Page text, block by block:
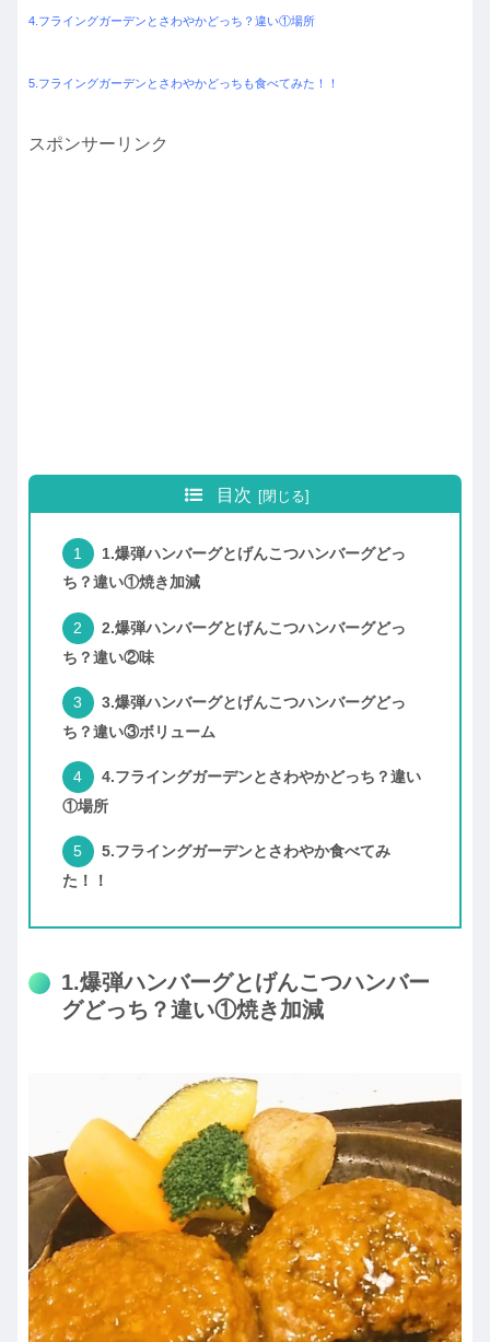
4.フライングガーデンとさわやかどっち？違い①場所
5.フライングガーデンとさわやかどっちも食べてみた！！
スポンサーリンク
目次
1.爆弾ハンバーグとげんこつハンバーグどっ
ち？違い①焼き加減
2.爆弾ハンバーグとげんこつハンバーグどっ
ち？違い②味
3.爆弾ハンバーグとげんこつハンバーグどっ
ち？違い③ボリューム
4.フライングガーデンとさわやかどっち？違い
①場所
5.フライングガーデンとさわやか食べてみ
た！！
1.爆弾ハンバーグとげんこつハンバー
グどっち？違い①焼き加減